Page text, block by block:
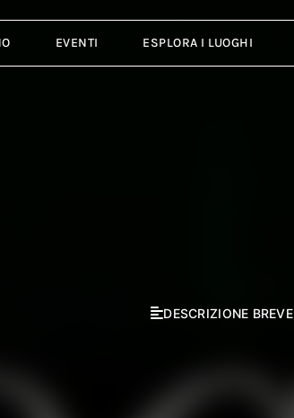
EVENTI ESPLORA I LUOGHI
DESCRIZIONE BREVE